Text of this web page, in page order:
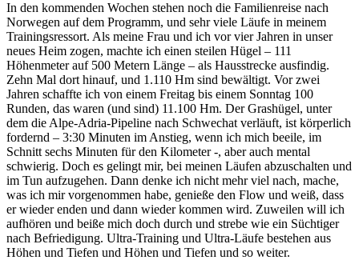
In den kommenden Wochen stehen noch die Familienreise nach
Norwegen auf dem Programm, und sehr viele Läufe in meinem
Trainingsressort. Als meine Frau und ich vor vier Jahren in unser
neues Heim zogen, machte ich einen steilen Hügel – 111
Höhenmeter auf 500 Metern Länge – als Hausstrecke ausfindig.
Zehn Mal dort hinauf, und 1.110 Hm sind bewältigt. Vor zwei
Jahren schaffte ich von einem Freitag bis einem Sonntag 100
Runden, das waren (und sind) 11.100 Hm. Der Grashügel, unter
dem die Alpe-Adria-Pipeline nach Schwechat verläuft, ist körperlich
fordernd – 3:30 Minuten im Anstieg, wenn ich mich beeile, im
Schnitt sechs Minuten für den Kilometer -, aber auch mental
schwierig. Doch es gelingt mir, bei meinen Läufen abzuschalten und
im Tun aufzugehen. Dann denke ich nicht mehr viel nach, mache,
was ich mir vorgenommen habe, genieße den Flow und weiß, dass
er wieder enden und dann wieder kommen wird. Zuweilen will ich
aufhören und beiße mich doch durch und strebe wie ein Süchtiger
nach Befriedigung. Ultra-Training und Ultra-Läufe bestehen aus
Höhen und Tiefen und Höhen und Tiefen und so weiter.